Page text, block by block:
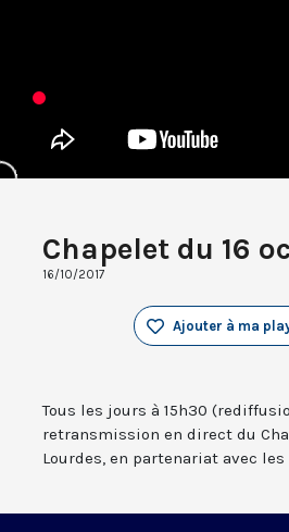
Chapelet du 16
16/10/2017
Ajouter à ma
Tous les jours à 15h30
retransmission en direct du
Lourdes, en partenariat avec